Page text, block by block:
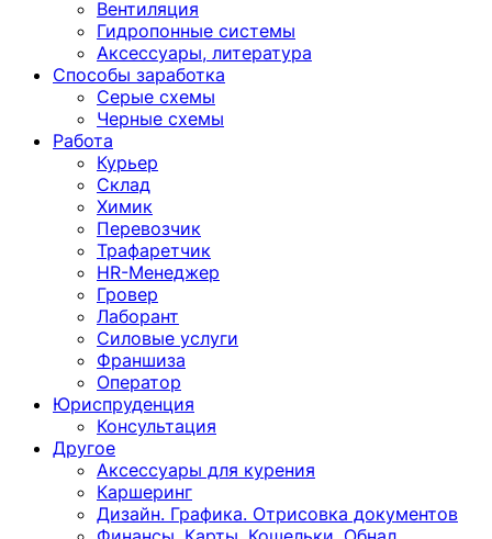
Вентиляция
Гидропонные системы
Аксессуары, литература
Способы заработка
Серые схемы
Черные схемы
Работа
Курьер
Склад
Химик
Перевозчик
Трафаретчик
HR-Менеджер
Гровер
Лаборант
Силовые услуги
Франшиза
Оператор
Юриспруденция
Консультация
Другoе
Аксессуары для курения
Каршеринг
Дизайн. Графика. Отрисовка документов